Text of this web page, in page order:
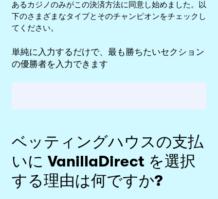
あるカジノのみがこの決済方法に同意し始めました。以
下のさまざまなタイプとそのチャンピオンをチェックし
てください。
単純に入力するだけで、最も勝ちたいセクション
の優勝者を入力できます
ベッティングハウスの支払
いに VanillaDirect を選択
する理由は何ですか?